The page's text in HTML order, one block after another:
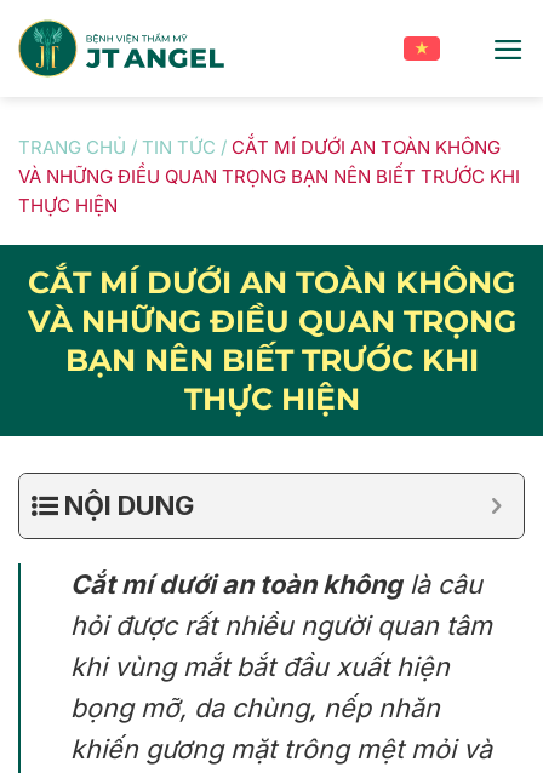
content
TRANG CHỦ / TIN TỨC / CẮT MÍ DƯỚI AN TOÀN KHÔNG
VÀ NHỮNG ĐIỀU QUAN TRỌNG BẠN NÊN BIẾT TRƯỚC KHI
THỰC HIỆN
CẮT MÍ DƯỚI AN TOÀN KHÔNG
VÀ NHỮNG ĐIỀU QUAN TRỌNG
BẠN NÊN BIẾT TRƯỚC KHI
THỰC HIỆN
NỘI DUNG
Cắt mí dưới an toàn khônglà câu
hỏi được rất nhiều người quan tâm
khi vùng mắt bắt đầu xuất hiện
bọng mỡ, da chùng, nếp nhăn
khiến gương mặt trông mệt mỏi và